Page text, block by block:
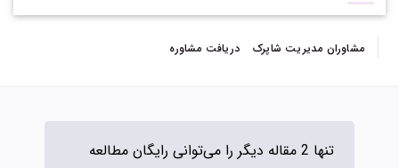
مشاوران مدیریت شاپرک دریافت مشاوره
تنها 2 مقاله دیگر را می‌توانی رایگان مطالعه